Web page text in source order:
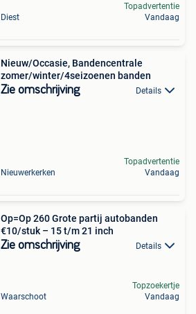
Diest
Topadvertentie
Vandaag
Nieuw/Occasie, Bandencentrale
zomer/winter/4seizoenen banden
Zie omschrijving Details
Nieuwerkerken
Topadvertentie
Vandaag
Op=Op 260 Grote partij autobanden
€10/stuk – 15 t/m 21 inch
Zie omschrijving Details
Waarschoot
Topzoekertje
Vandaag